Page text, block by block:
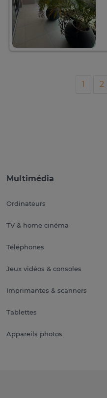
1 2
Multimédia
Ordinateurs
TV & home cinéma
Téléphones
Jeux vidéos & consoles
Imprimantes & scanners
Tablettes
Appareils photos